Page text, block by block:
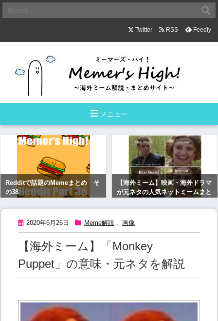
メニュー
Twitter RSS Feedly
Redditで話題のMemeまとめ そ
の38
【海外ミーム】映画・海外ドラマ
が元ネタの人気ネットミームまと
2020年6月26日 Meme解説 , 画像
【海外ミーム】「Monkey
Puppet」の意味・元ネタを解説